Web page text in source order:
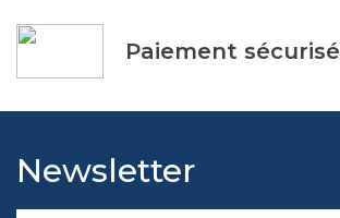
Paiement sécurisé
Newsletter